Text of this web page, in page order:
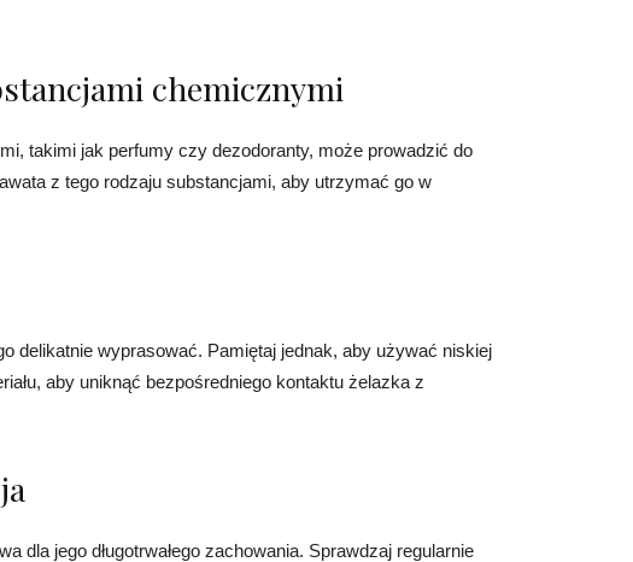
chemicznymi
takimi jak perfumy czy dezodoranty, może prowadzić do
z tego rodzaju substancjami, aby utrzymać go w
delikatnie wyprasować. Pamiętaj jednak, aby używać niskiej
aby uniknąć bezpośredniego kontaktu żelazka z
dla jego długotrwałego zachowania. Sprawdzaj regularnie